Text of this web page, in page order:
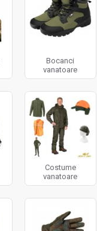
Bocanci
vanatoare
Costume
vanatoare